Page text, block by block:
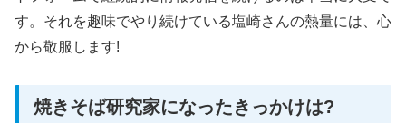
す。それを趣味でやり続けている塩崎さんの熱量には、心
から敬服します!
焼きそば研究家になったきっかけは?